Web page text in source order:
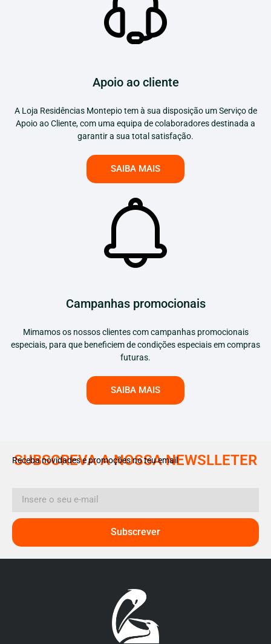
Apoio ao cliente
A Loja Residências Montepio tem à sua disposição um Serviço de
Apoio ao Cliente, com uma equipa de colaboradores destinada a
garantir a sua total satisfação.
SAIBA MAIS
Campanhas promocionais
Mimamos os nossos clientes com campanhas promocionais
especiais, para que beneficiem de condições especiais em compras
futuras.
SAIBA MAIS
SUBSCREVA A NOSSA NEWSLLETER
Receba novidades e promoções no teu email
Subscrever